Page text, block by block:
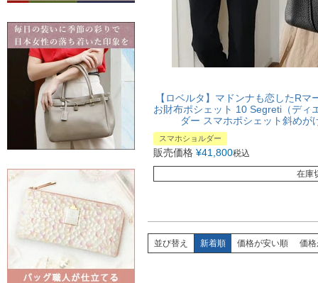
【ロベルタ】マドンナも恋したR
お財布ポシェット 10 Segreti（ディ
ダー スマホポシェット斜めが
スマホショルダー
販売価格 ¥41,800税込
在庫
並び替え 新着順 価格が安い順 価